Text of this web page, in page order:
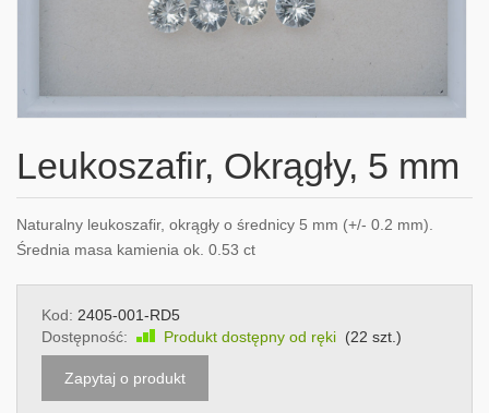
Leukoszafir, Okrągły, 5 mm
Naturalny leukoszafir, okrągły o średnicy 5 mm (+/- 0.2 mm).
Średnia masa kamienia ok. 0.53 ct
Kod: 2405-001-RD5
Dostępność:
Produkt dostępny od ręki (22 szt.)
Zapytaj o produkt